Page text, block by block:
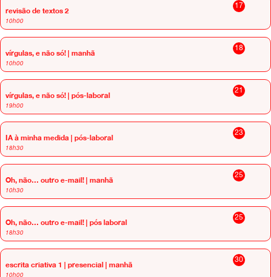
17
revisão de textos 2
10h00
18
vírgulas, e não só! | manhã
10h00
21
vírgulas, e não só! | pós-laboral
19h00
23
IA à minha medida | pós-laboral
18h30
25
Oh, não… outro e-mail! | manhã
10h30
25
Oh, não… outro e-mail! | pós laboral
18h30
30
escrita criativa 1 | presencial | manhã
10h00